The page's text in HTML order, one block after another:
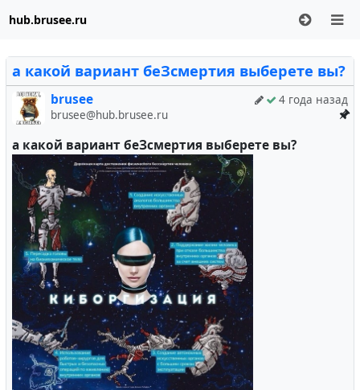
hub.brusee.ru
а какой вариант беЗсмертия выберете вы?
brusee
brusee@hub.brusee.ru
4 года назад
а какой вариант беЗсмертия выберете вы?